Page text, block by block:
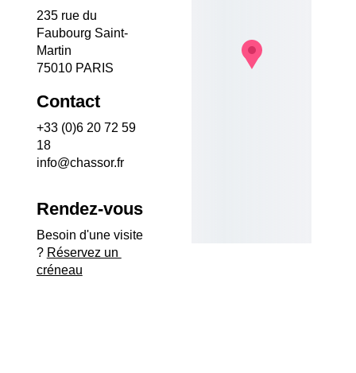
235 rue du
Faubourg Saint-
Martin
75010 PARIS
Contact
+33 (0)6 20 72 59
18
info@chassor.fr
Rendez-vous
Besoin d'une visite
? Réservez un
créneau